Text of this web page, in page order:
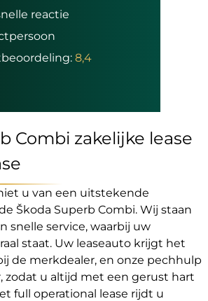
Combi zakelijke lease
u van een uitstekende
Škoda Superb Combi. Wij staan
snelle service, waarbij uw
staat. Uw leaseauto krijgt het
de merkdealer, en onze pechhulp
zodat u altijd met een gerust hart
full operational lease rijdt u
reactie
8,4